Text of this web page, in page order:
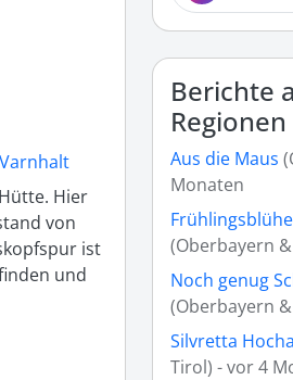
Hier
von
ist
und
Berichte
Regionen
Aus die Maus
Monaten
(Oberbayern
Noch genug
(Oberbayern
Silvretta
Tirol) - vor 4